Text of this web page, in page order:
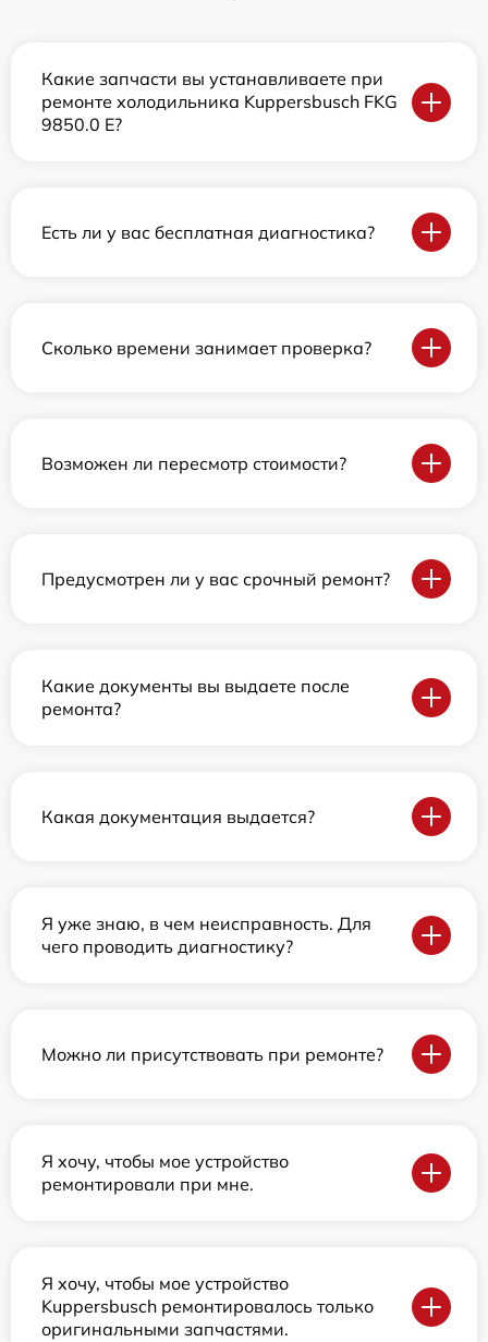
Какие запчасти вы устанавливаете при
ремонте холодильника Kuppersbusch FKG
9850.0 E?
Есть ли у вас бесплатная диагностика?
Сколько времени занимает проверка?
Возможен ли пересмотр стоимости?
Предусмотрен ли у вас срочный ремонт?
Какие документы вы выдаете после
ремонта?
Какая документация выдается?
Я уже знаю, в чем неисправность. Для
чего проводить диагностику?
Можно ли присутствовать при ремонте?
Я хочу, чтобы мое устройство
ремонтировали при мне.
Я хочу, чтобы мое устройство
Kuppersbusch ремонтировалось только
оригинальными запчастями.